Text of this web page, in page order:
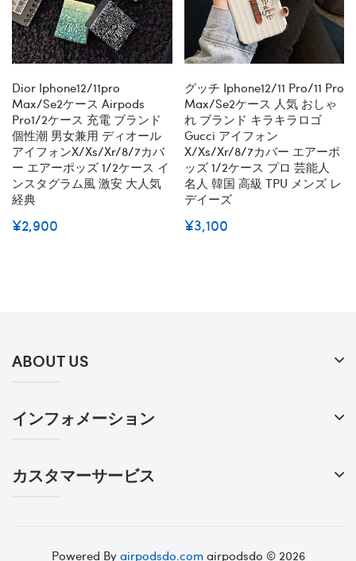
Dior Iphone12/11pro
Max/se2ケース Airpods
Pro1/2ケース 充電 ブランド
個性潮 男女兼用 ディオール
アイフォンx/xs/xr/8/7カバ
ー エアーポッズ 1/2ケース イ
ンスタグラム風 激安 大人気
経典
¥2,900
グッチ Iphone12/11 Pro/11 Pro
Max/se2ケース 人気 おしゃ
れ ブランド キラキラロゴ
Gucci アイフォン
X/xs/xr/8/7カバー エアーポ
ッズ 1/2ケース プロ 芸能人
名人 韓国 高級 TPU メンズ レ
デイーズ
¥3,100
ABOUT US
インフォメーション
カスタマーサービス
Powered Byairpodsdo.comairpodsdo © 2026